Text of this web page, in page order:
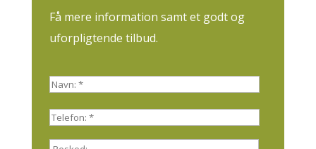
Få mere information samt et godt og
uforpligtende tilbud.